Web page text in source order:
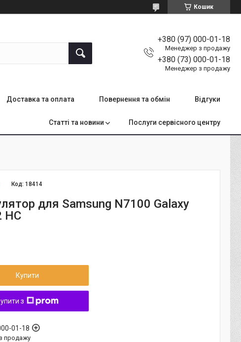
Кошик
+380 (97) 000-01-18
Менеджер з продажу
+380 (73) 000-01-18
Менеджер з продажу
Доставка та оплата Повернення та обмін Відгуки
Статті та новини Послуги сервісного центру
Код:18414
для Samsung N7100 Galaxy
HC
Купити
з
01-18
продажу